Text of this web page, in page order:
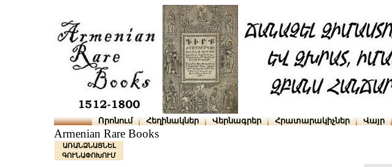
Որոնում Հեղինակներ Վերնագրեր Հրատարակիչներ Վայր
Armenian Rare Books
ԱՌԱՆՁՆԱՑՆԵԼ
ԳՈՒՆԱՓՈԽՈՒՄ